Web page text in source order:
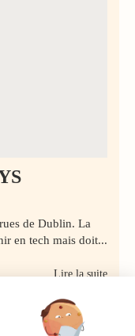
de Dublin. La
en tech mais doit...
Lire la suite